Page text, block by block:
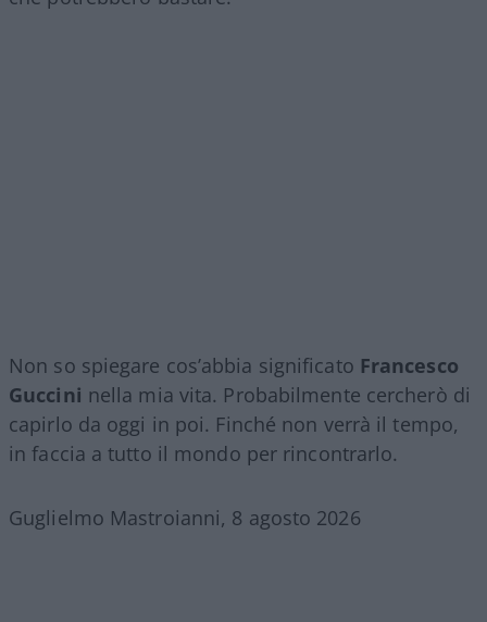
Non so spiegare cos’abbia significato Francesco
Guccini nella mia vita. Probabilmente cercherò di
capirlo da oggi in poi. Finché non verrà il tempo,
in faccia a tutto il mondo per rincontrarlo.
Guglielmo Mastroianni, 8 agosto 2026